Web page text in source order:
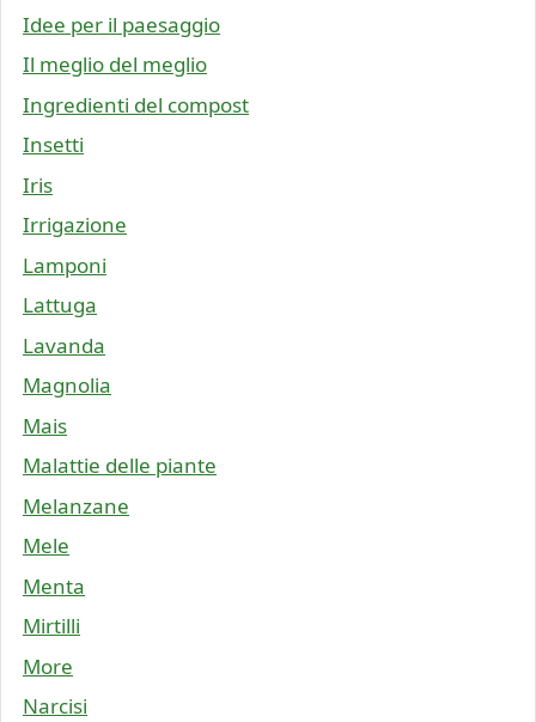
Idee per il paesaggio
Il meglio del meglio
Ingredienti del compost
Insetti
Iris
Irrigazione
Lamponi
Lattuga
Lavanda
Magnolia
Mais
Malattie delle piante
Melanzane
Mele
Menta
Mirtilli
More
Narcisi